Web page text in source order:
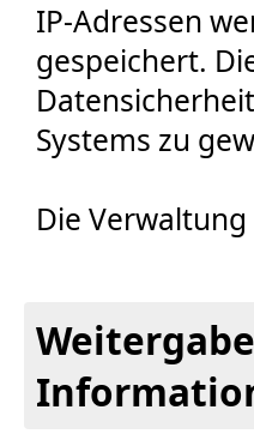
IP-Adressen
gespeichert.
Systems zu
Die